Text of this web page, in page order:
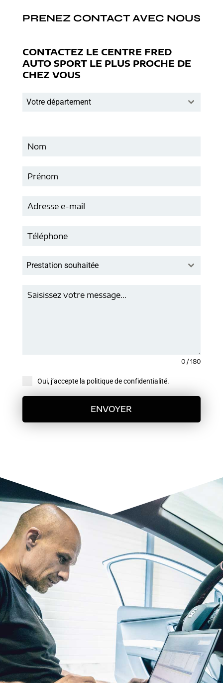
PRENEZ CONTACT AVEC NOUS
CONTACTEZ LE CENTRE FRED
AUTO SPORT LE PLUS PROCHE DE
CHEZ VOUS
Votre département
Prestation souhaitée
0 / 180
Oui, j’accepte la politique de confidentialité.
ENVOYER